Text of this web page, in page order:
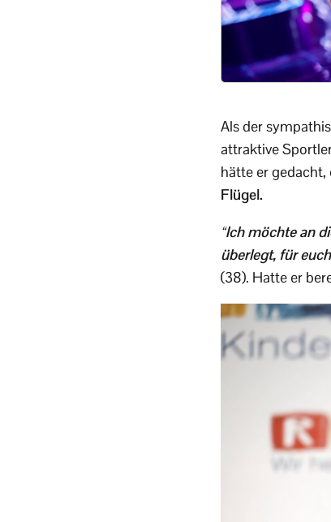
Als der
attraktive
hätte er gedacht,
Flügel.
“Ich möchte an
überlegt, für
(38). Hatte er